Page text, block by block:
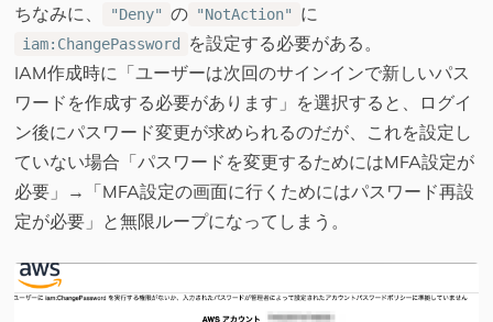
ちなみに、 "Deny" の "NotAction" に
iam:ChangePassword
を設定する必要がある。
IAM作成時に「ユーザーは次回のサインインで新しいパス
ワードを作成する必要があります」を選択すると、ログイ
ン後にパスワード変更が求められるのだが、これを設定し
ていない場合「パスワードを変更するためにはMFA設定が
必要」→「MFA設定の画面に行くためにはパスワード再設
定が必要」と無限ループになってしまう。